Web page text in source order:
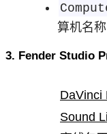
算机名称
3. Fender Studio
DaVinci
Sound